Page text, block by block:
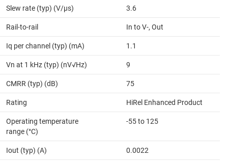
Slew rate (typ) (V/µs) 3.6
Rail-to-rail In to V-, Out
Iq per channel (typ) (mA) 1.1
Vn at 1 kHz (typ) (nV√Hz) 9
CMRR (typ) (dB) 75
Rating HiRel Enhanced Product
Operating temperature
range (°C)
-55 to 125
Iout (typ) (A) 0.0022